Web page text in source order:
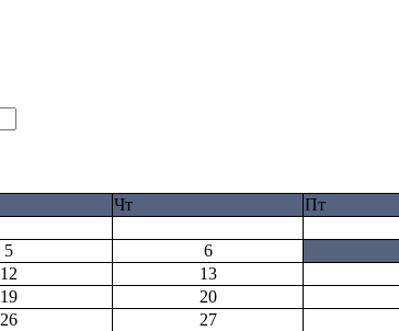
Чт Пт
5 6
12 13
19 20
26 27